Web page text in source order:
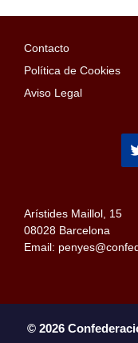
Contacto
Política de Cookies
Aviso Legal
Arístides Maillol, 15
08028 Barcelona
Email:
© 2026